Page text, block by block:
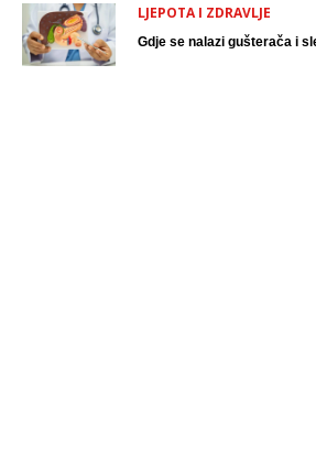
LJEPOTA I ZDRAVLJE
Gdje se nalazi gušterača i